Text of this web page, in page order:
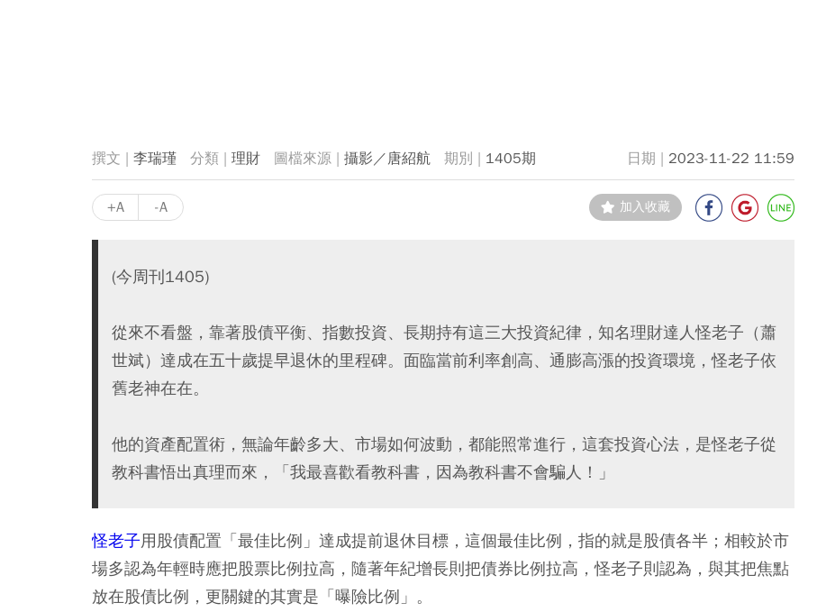
李瑞瑾 理財 攝影／唐紹航 1405期 2023-11-22 11:59
+A -A 加入收藏
(今周刊1405)
從來不看盤，靠著股債平衡、指數投資、長期持有這三大投資紀律，知名理財達人怪老子（蕭
世斌）達成在五十歲提早退休的里程碑。面臨當前利率創高、通膨高漲的投資環境，怪老子依
舊老神在在。
他的資產配置術，無論年齡多大、市場如何波動，都能照常進行，這套投資心法，是怪老子從
教科書悟出真理而來，「我最喜歡看教科書，因為教科書不會騙人！」
怪老子用股債配置「最佳比例」達成提前退休目標，這個最佳比例，指的就是股債各半；相較於市
場多認為年輕時應把股票比例拉高，隨著年紀增長則把債券比例拉高，怪老子則認為，與其把焦點
放在股債比例，更關鍵的其實是「曝險比例」。